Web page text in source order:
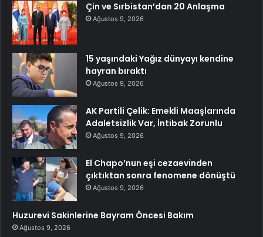
Çin ve Sırbistan’dan 20 Anlaşma
Ağustos 9, 2026
15 yaşındaki Yağız dünyayı kendine
hayran bıraktı
Ağustos 9, 2026
AK Partili Çelik: Emekli Maaşlarında
Adaletsizlik Var, İntibak Zorunlu
Ağustos 9, 2026
El Chapo’nun eşi cezaevinden
çıktıktan sonra fenomene dönüştü
Ağustos 9, 2026
Huzurevi Sakinlerine Bayram Öncesi Bakım
Ağustos 9, 2026